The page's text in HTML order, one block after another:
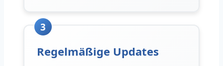
3
Regelmäßige Updates